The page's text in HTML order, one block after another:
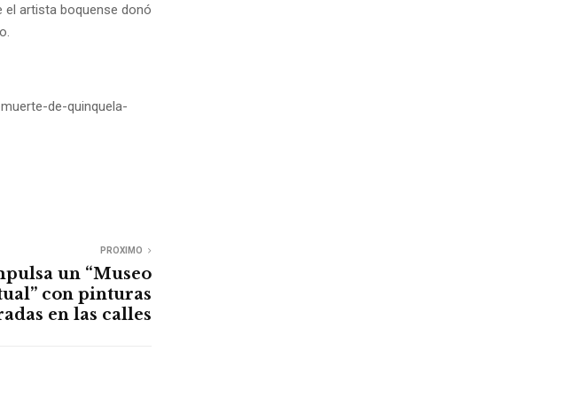
el artista boquense donó
de-quinquela-
PROXIMO
un “Museo
con pinturas
en las calles